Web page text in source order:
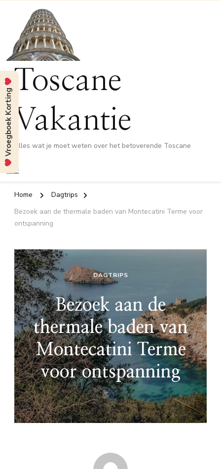
Toscane
Vakantie
Alles wat je moet weten over het betoverende Toscane
Home
Dagtrips
Bezoek aan de thermale baden van Montecatini Terme voor
ontspanning
DAGTRIPS
Bezoek aan de
thermale baden van
Montecatini Terme
voor ontspanning
Vroegboek Korting